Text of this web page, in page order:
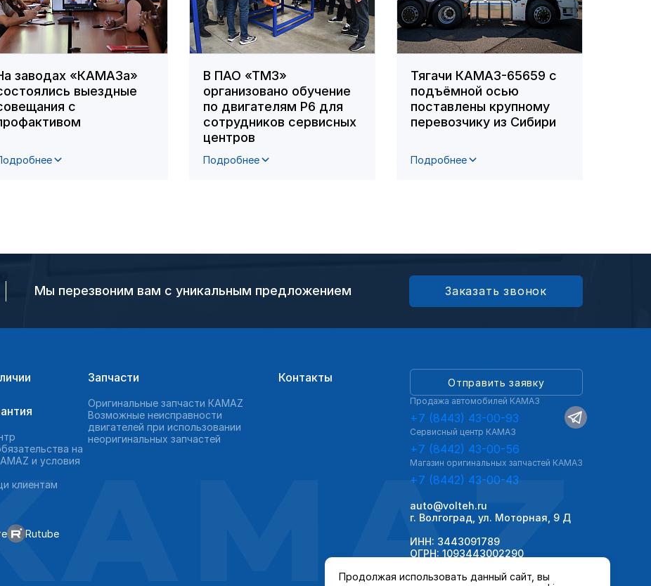
заводах «КАМАЗа»
выездные
с
В ПАО «ТМЗ»
организовано обучение
по двигателям Р6 для
сотрудников сервисных
центров
Подробнее
Тягачи КАМАЗ-65659 с
подъёмной осью
поставлены крупному
перевозчику из Сибири
Подробнее
Мы перезвоним вам с уникальным предложением Заказать звонок
Продолжая использовать данный сайт, вы
на
и условия
клиентам
Запчасти
Оригинальные запчасти КAMAZ
Возможные неисправности
двигателей при использовании
неоригинальных запчастей
Контакты
Rutube
Отправить заявку
Продажа автомобилей КАМАЗ
+7 (8443) 43-00-93
Сервисный центр КАМАЗ
+7 (8442) 43-00-56
Магазин оригинальных запчастей КАМАЗ
+7 (8442) 43-00-43
auto@volteh.ru
г. Волгоград, ул. Моторная, 9 Д
ИНН: 3443091789
ОГРН: 1093443002290